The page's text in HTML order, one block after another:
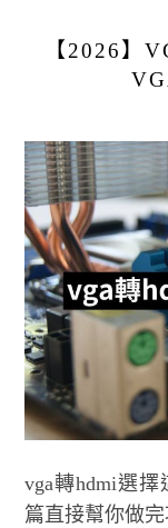
【2026】
vga轉hdmi選
篇直接幫你做完